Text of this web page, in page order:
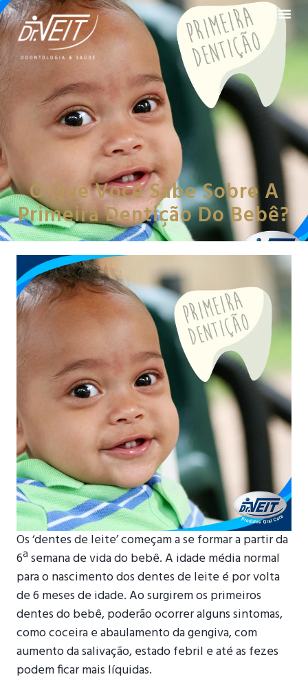
O Que Você Sabe Sobre A
Primeira Dentição Do Bebê?
Os ‘dentes de leite’ começam a se formar a partir da
6ª semana de vida do bebê. A idade média normal
para o nascimento dos dentes de leite é por volta
de 6 meses de idade. Ao surgirem os primeiros
dentes do bebê, poderão ocorrer alguns sintomas,
como coceira e abaulamento da gengiva, com
aumento da salivação, estado febril e até as fezes
podem ficar mais líquidas.